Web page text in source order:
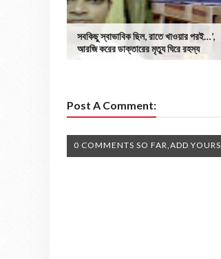
সবকিছু স্বাভাবিক ছিল, রাতে খাওয়ার পরই…’,
আরজি করের ডাক্তারের মৃত্যু ঘিরে রহস্য
Post A Comment:
0 COMMENTS SO FAR,ADD YOURS